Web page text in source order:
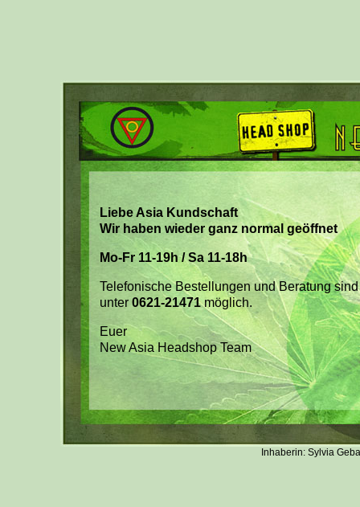
Liebe Asia Kundschaft
Wir haben wieder ganz normal geöffnet
Mo-Fr 11-19h / Sa 11-18h
Telefonische Bestellungen und Beratung sind
unter 0621-21471möglich.
Euer
New Asia Headshop Team
Inhaberin: Sylvia